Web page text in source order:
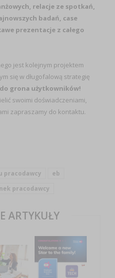
relacje ze spotkań,
badań, case
prezentacje z całego
jest kolejnym projektem
się w długofalową strategię
grona użytkowników!
swoimi doświadczeniami,
zapraszamy do kontaktu.
pracodawcy
eb
pracodawcy
ARTYKUŁY